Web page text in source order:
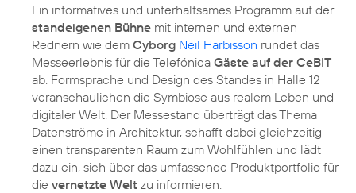
Ein informatives und unterhaltsames Programm auf der
standeigenen Bühne mit internen und externen
Rednern wie dem Cyborg Neil Harbisson rundet das
Messeerlebnis für die Telefónica Gäste auf der CeBIT
ab. Formsprache und Design des Standes in Halle 12
veranschaulichen die Symbiose aus realem Leben und
digitaler Welt. Der Messestand überträgt das Thema
Datenströme in Architektur, schafft dabei gleichzeitig
einen transparenten Raum zum Wohlfühlen und lädt
dazu ein, sich über das umfassende Produktportfolio für
die vernetzte Welt zu informieren.